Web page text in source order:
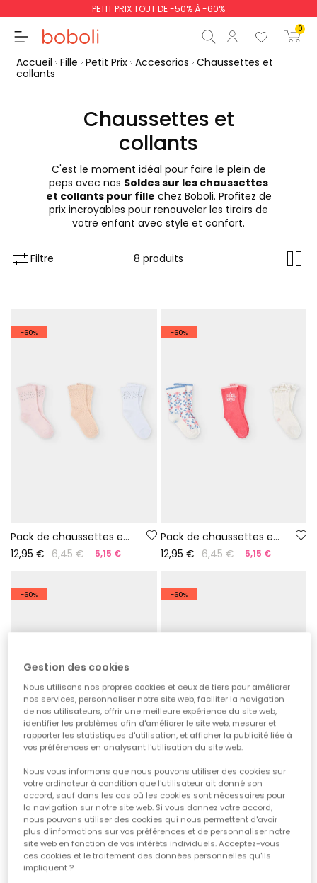
PETIT PRIX TOUT DE -50% À -60%
0
0,00 €
poursuit Commencer la
Accueil Fille Petit Prix Accesorios Chaussettes et
collants
Chaussettes et
collants
C'est le moment idéal pour faire le plein de
peps avec nos Soldes sur les chaussettes
et collants pour fille chez Boboli. Profitez de
prix incroyables pour renouveler les tiroirs de
votre enfant avec style et confort.
Filtre 8 produits
-60%
Pack de chaussettes en coton unies
12,95 € 6,45 € 5,15 €
-60%
Pack de chaussettes en coton blanc
12,95 € 6,45 € 5,15 €
-60%
Pack de chaussettes en coton bleu marine
12,95 € 6,45 € 5,15 €
-60%
Lot de chaussettes en coton avec fleurs
12,95 € 6,45 € 5,15 €
Gestion des cookies
Nous utilisons nos propres cookies et ceux de tiers pour améliorer
nos services, personnaliser notre site web, faciliter la navigation
de nos utilisateurs, offrir une meilleure expérience du site web,
identifier les problèmes afin d'améliorer le site web, mesurer et
rapporter les statistiques d'utilisation, et afficher la publicité liée à
vos préférences en analysant l'utilisation du site web.
Nous vous informons que nous pouvons utiliser des cookies sur
votre ordinateur à condition que l'utilisateur ait donné son
accord, sauf dans les cas où les cookies sont nécessaires pour
la navigation sur notre site web. Si vous donnez votre accord,
nous pouvons utiliser des cookies qui nous permettent d'avoir
plus d'informations sur vos préférences et de personnaliser notre
site web en fonction de vos intérêts individuels. Acceptez-vous
ces cookies et le traitement des données personnelles qu'ils
impliquent ?